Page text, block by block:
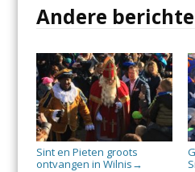
Andere
Sint en Pieten groots
ontvangen in Wilnis →